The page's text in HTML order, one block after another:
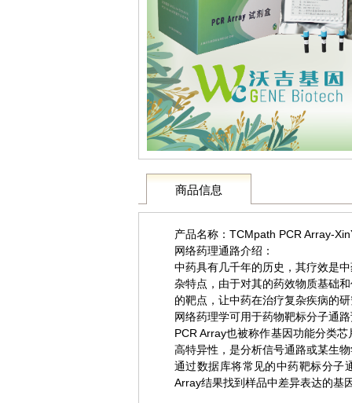
商品信息
产品名称：TCMpath PCR Array-
网络药理通路介绍：
中药具有几千年的历史，其疗效是
杂特点，由于对其的药效物质基础
的靶点，让中药在治疗复杂疾病的
网络药理学可用于药物靶标分子通
PCR Array也被称作基因功能分类
高特异性，是分析信号通路或某生
通过数据库将常见的中药靶标分子
Array结果找到样品中差异表达的基